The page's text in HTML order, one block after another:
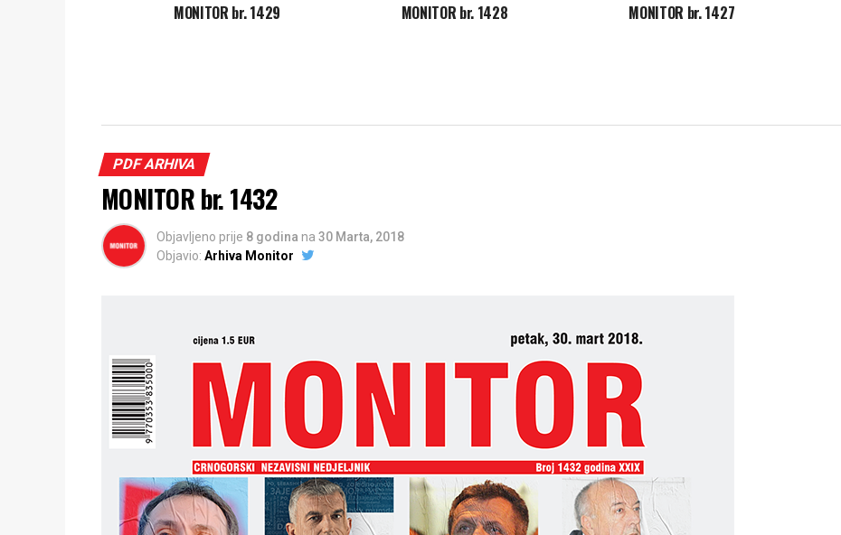
MONITOR br. 1429 MONITOR br. 1428 MONITOR br. 1427
PDF ARHIVA
MONITOR br. 1432
Objavljeno prije 8 godina na 30 Marta, 2018
Objavio: Arhiva Monitor